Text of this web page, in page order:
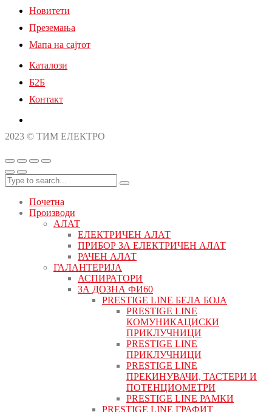
Новитети
Преземања
Мапа на сајтот
Каталози
Б2Б
Контакт
2023 © ТИМ ЕЛЕКТРО
Почетна
Производи
АЛАТ
ЕЛЕКТРИЧЕН АЛАТ
ПРИБОР ЗА ЕЛЕКТРИЧЕН АЛАТ
РАЧЕН АЛАТ
ГАЛАНТЕРИЈА
АСПИРАТОРИ
ЗА ДОЗНА ФИ60
PRESTIGE LINE БЕЛА БОЈА
PRESTIGE LINE
КОМУНИКАЦИСКИ
ПРИКЛУЧНИЦИ
PRESTIGE LINE
ПРИКЛУЧНИЦИ
PRESTIGE LINE
ПРЕКИНУВАЧИ, ТАСТЕРИ И
ПОТЕНЦИОМЕТРИ
PRESTIGE LINE РАМКИ
PRESTIGE LINE ГРАФИТ